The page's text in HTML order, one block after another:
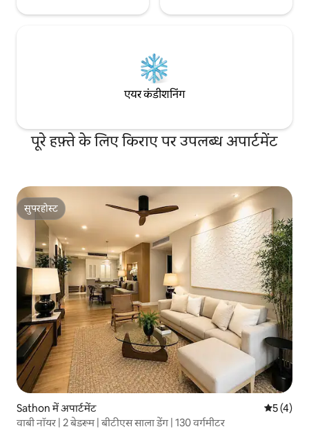
एयर कंडीशनिंग
पूरे हफ़्ते के लिए किराए पर उपलब्ध अपार्टमेंट
सुपरहोस्ट
सुपरहोस्ट
Sathon में अपार्टमेंट औसत रेटिंग
5 (4)
वाबी नॉयर | 2 बेडरूम | बीटीएस साला डेंग | 130 वर्गमीटर